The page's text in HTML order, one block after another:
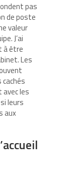
pas
de poste
valeur
J’ai
à être
Les
avec les
leurs
aux